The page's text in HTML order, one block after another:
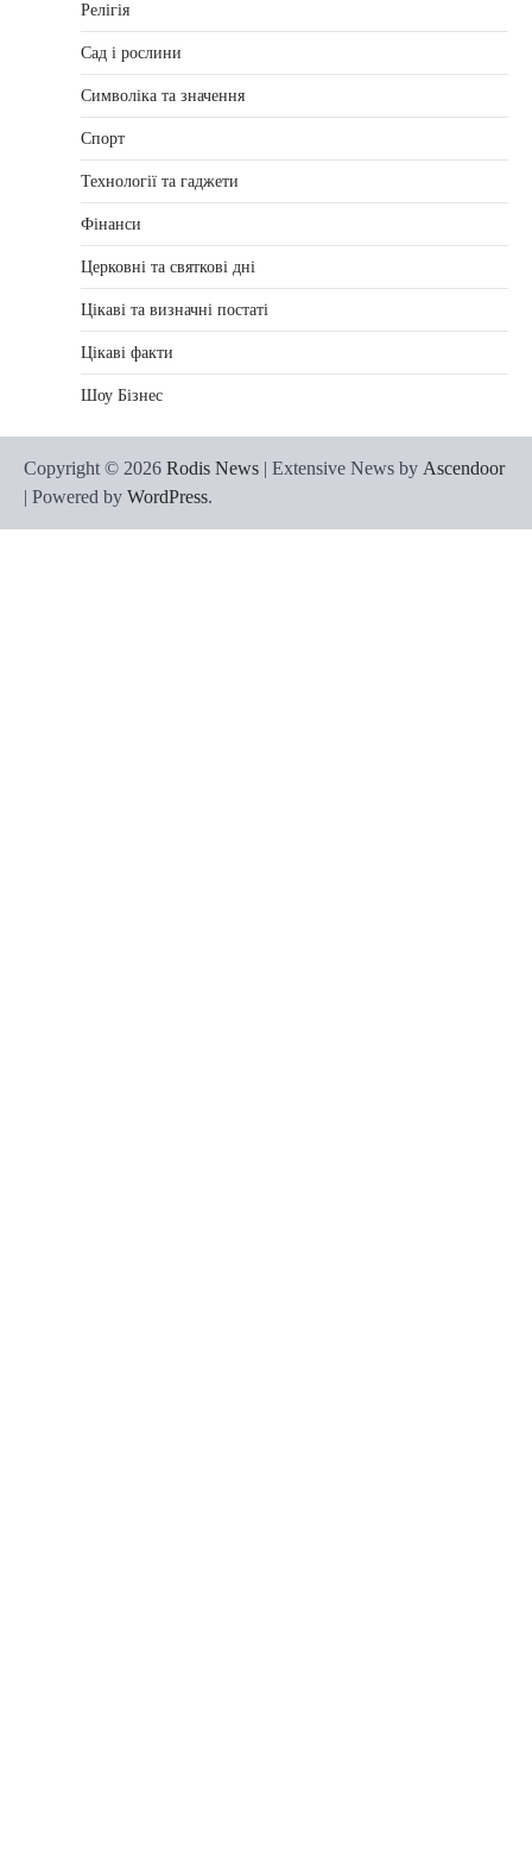
Релігія
Сад і рослини
Символіка та значення
Спорт
Технології та гаджети
Фінанси
Церковні та святкові дні
Цікаві та визначні постаті
Цікаві факти
Шоу Бізнес
Copyright © 2026 Rodis News | Extensive News by Ascendoor
| Powered by WordPress.